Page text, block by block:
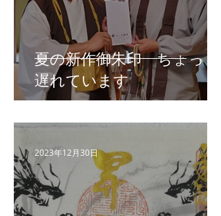
夏の新作御朱印 ちょっと
遅れています
2023年12月30日